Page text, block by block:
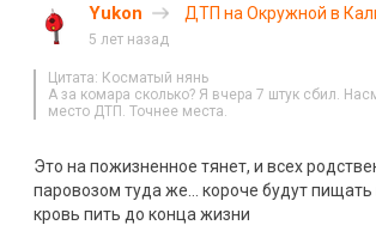
Yukon ДТП на Окружной в
5 лет назад
Цитата: Косматый нянь
А за комара сколько? Я вчера 7 штук сбил.
место ДТП. Точнее места.
Это на пожизненное тянет, и всех
паровозом туда же… короче будут пищать
кровь пить до конца жизни